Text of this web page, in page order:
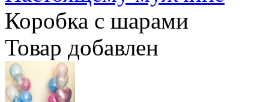
Коробка с шарами
Товар добавлен